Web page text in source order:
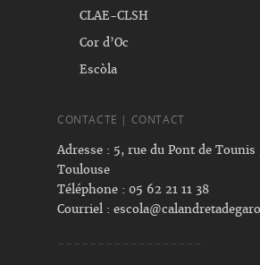
CLAE-CLSH
Cor d’Oc
Escòla
CONTACTE | CONTACT
Adresse : 5, rue du Pont de Tounis
Toulouse
Téléphone : 05 62 21 11 38
Courriel :
------------------